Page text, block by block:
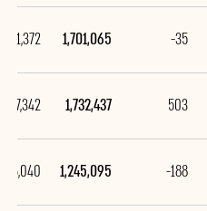
-35
1,701,065
-31,372
503
1,732,437
487,342
-188
1,245,095